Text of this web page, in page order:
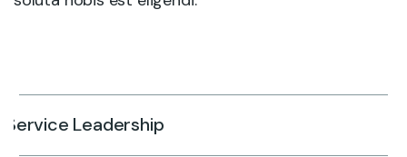
Service Leadership